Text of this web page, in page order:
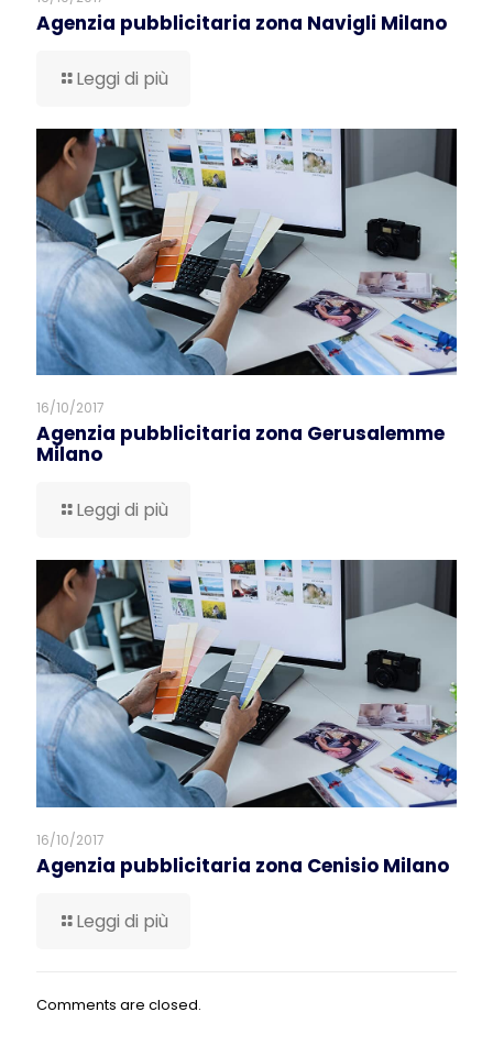
Agenzia pubblicitaria zona Navigli Milano
Leggi di più
16/10/2017
Agenzia pubblicitaria zona Gerusalemme
Milano
Leggi di più
16/10/2017
Agenzia pubblicitaria zona Cenisio Milano
Leggi di più
Comments are closed.